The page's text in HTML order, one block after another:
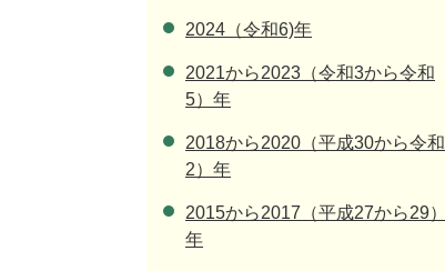
2024（令和6)年
2021から2023（令和3から令和
5）年
2018から2020（平成30から令和
2）年
2015から2017（平成27から29）
年